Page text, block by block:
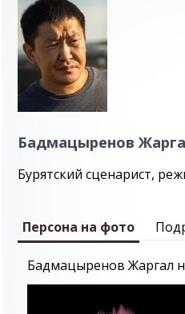
Бадмацыренов
Бурятский сценарист,
Персона на фото
Бадмацыренов Жаргал